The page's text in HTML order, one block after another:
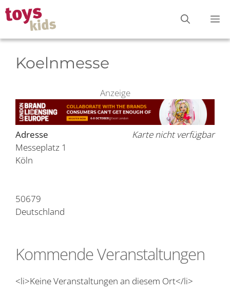
Zum
Inhalt
springen
Koelnmesse
Anzeige
Karte nicht verfügbar
Adresse
Messeplatz 1
Köln
50679
Deutschland
Kommende Veranstaltungen
<li>Keine Veranstaltungen an diesem Ort</li>